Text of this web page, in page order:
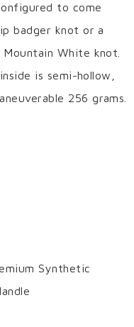
to come
badger knot or a
White knot.
is semi-hollow,
256 grams.
Synthetic